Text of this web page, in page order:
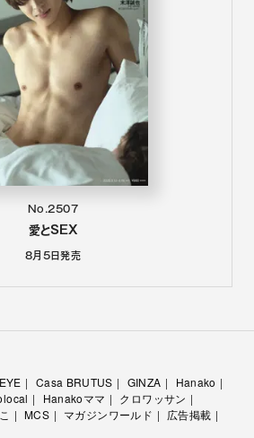
No.2507
愛とSEX
8月5日発売
Casa BRUTUS GINZA
Hanako
Hanakoママ
クロワッサン
MCS マガジンワールド
広告掲載